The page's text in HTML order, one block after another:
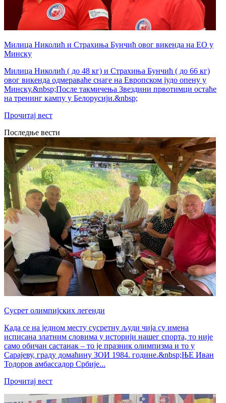
Милица Николић и Страхиња Бунчић овог викенда на ЕО у
Минску
Милица Николић ( до 48 кг) и Страхиња Бунчић ( до 66 кг)
овог викенда одмераваће снаге на Европском јудо опену у
Минску.&nbsp;После такмичења Звездини првотимци остаће
на тренинг кампу у Белорусији.&nbsp;
Прочитај вест
Последње вести
Сусрет олимпијских легенди
Када се на једном месту сусретну људи чија су имена
исписана златним словима у историји нашег спорта, то није
само обичан састанак – то је празник олимпизма и то у
Сарајеву, граду домаћину ЗОИ 1984. године.&nbsp;ЊЕ Иван
Тодоров амбассадор Србије...
Прочитај вест